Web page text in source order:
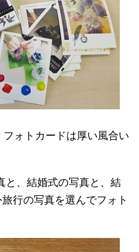
ォトカードは厚い風合い
と、結婚式の写真と、結
行の写真を選んでフォト